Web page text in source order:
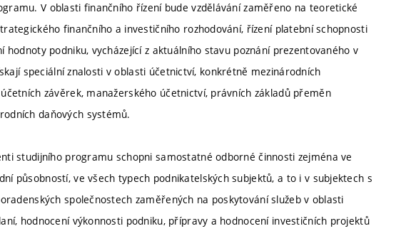
V oblasti finančního řízení bude vzdělávání zaměřeno na teoretické
finančního a investičního rozhodování, řízení platební schopnosti
hodnoty podniku, vycházející z aktuálního stavu poznání prezentovaného v
speciální znalosti v oblasti účetnictví, konkrétně mezinárodních
závěrek, manažerského účetnictví, právních základů přeměn
daňových systémů.
studijního programu schopni samostatné odborné činnosti zejména ve
působností, ve všech typech podnikatelských subjektů, a to i v subjektech s
společnostech zaměřených na poskytování služeb v oblasti
hodnocení výkonnosti podniku, přípravy a hodnocení investičních projektů